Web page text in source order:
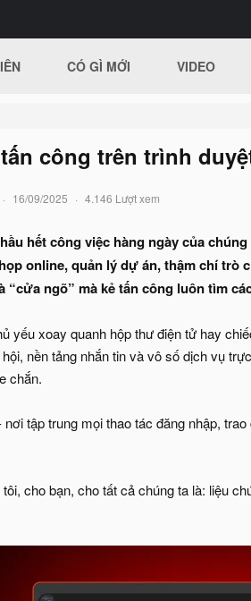
CÓ GÌ MỚI VIDEO
công trên trình
16/09/2025 4.146 Lượt xem
hết công việc hàng ngày của
online, quản lý dự án, thậm chí
“cửa ngõ” mà kẻ tấn công luôn tìm
yếu xoay quanh hộp thư điện tử hay
nền tảng nhắn tin và vô số dịch vụ
chắn.
tập trung mọi thao tác đăng nhập,
cho bạn, cho tất cả chúng ta là: liệu